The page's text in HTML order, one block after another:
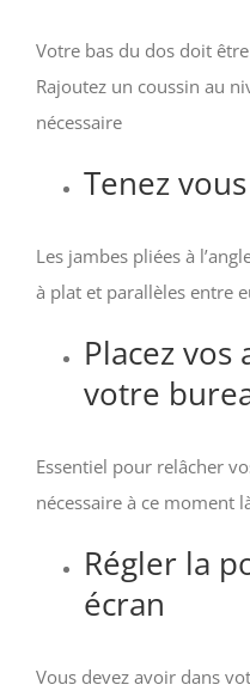
Votre bas du dos doit
Rajoutez un coussin au
nécessaire
Tenez
Les jambes pliées à
à plat et parallèles entre
Placez vos
votre
Essentiel pour relâcher
nécessaire à ce moment
Régler la
écran
Vous devez avoir dans